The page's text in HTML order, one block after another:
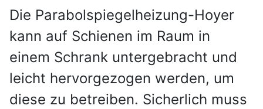
Die Parabolspiegelheizung-Hoyer
kann auf Schienen im Raum in
einem Schrank untergebracht und
leicht hervorgezogen werden, um
diese zu betreiben. Sicherlich muss